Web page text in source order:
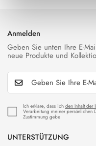
UNTERSTÜTZUNG
Anmelden
Geben Sie unten Ihre E-
neue Produkte und
Ich erkläre, dass ich den Inhalt der
Verarbeitung meiner persönlichen
Zustimmung gebe.